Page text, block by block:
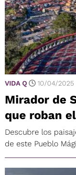
VIDA Q 10/04/2025
Mirador de
que roban
Descubre los
de este Pueblo